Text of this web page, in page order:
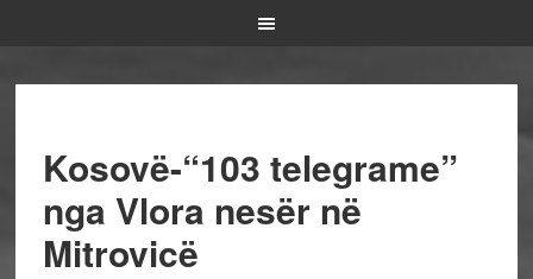
Kosovë-“103 telegrame”
nga Vlora nesër në
Mitrovicë